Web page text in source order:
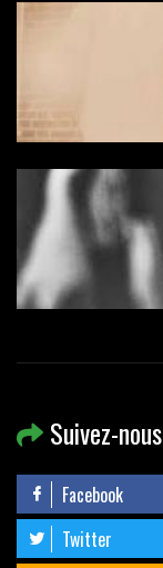
Suivez-nous
Facebook
Twitter